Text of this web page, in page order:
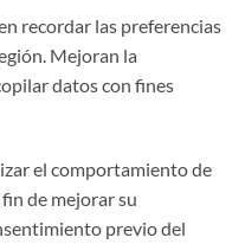
recordar las preferencias
Mejoran la
datos con fines
el comportamiento de
de mejorar su
previo del